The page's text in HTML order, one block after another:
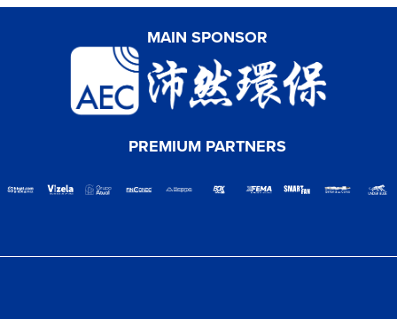
MAIN SPONSOR
PREMIUM PARTNERS